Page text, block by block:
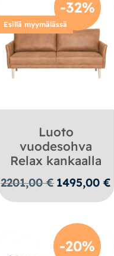
-32%
Esillä myymälässä
Luoto
vuodesohva
Relax kankaalla
2201,00€ Alkuperäinen
1495,00€
-20%